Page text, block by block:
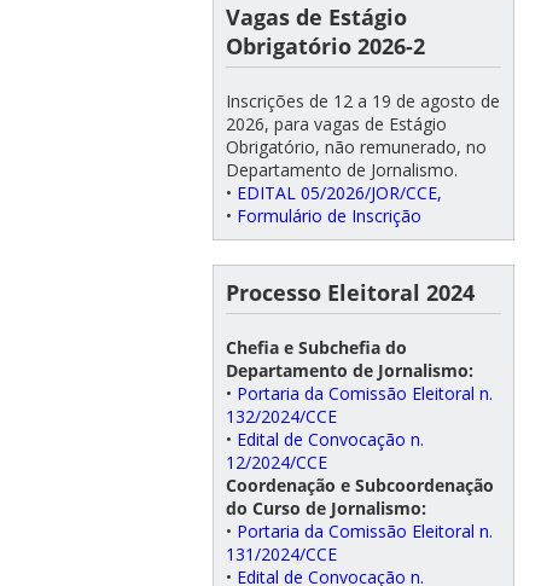
Vagas de Estágio
Obrigatório 2026-2
Inscrições de 12 a 19 de agosto de
2026, para vagas de Estágio
Obrigatório, não remunerado, no
Departamento de Jornalismo.
• EDITAL 05/2026/JOR/CCE,
• Formulário de Inscrição
Processo Eleitoral 2024
Chefia e Subchefia do
Departamento de Jornalismo:
• Portaria da Comissão Eleitoral n.
132/2024/CCE
• Edital de Convocação n.
12/2024/CCE
Coordenação e Subcoordenação
do Curso de Jornalismo:
• Portaria da Comissão Eleitoral n.
131/2024/CCE
• Edital de Convocação n.